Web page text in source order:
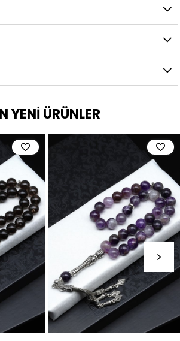
YENİ ÜRÜNLER